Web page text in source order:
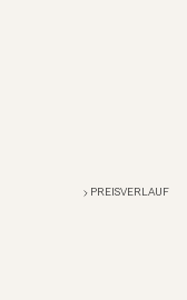
PREISVERLAUF